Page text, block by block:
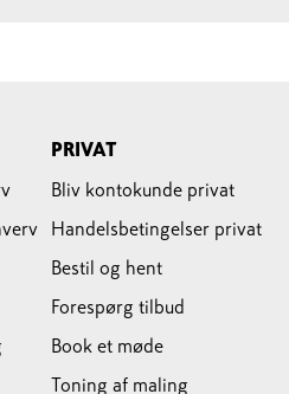
PRIVAT
Bliv kontokunde privat
Handelsbetingelser privat
Bestil og hent
Forespørg tilbud
Book et møde
Toning af maling